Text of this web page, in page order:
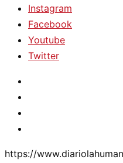
Instagram
Facebook
Youtube
Twitter
https://